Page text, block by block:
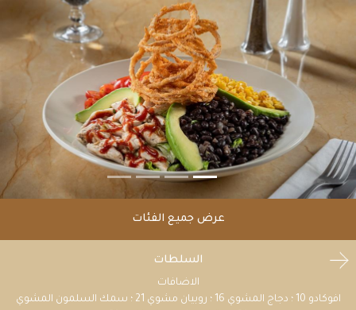
عرض جميع الفئات
السلطات
الاضافات
افوكادو 10 ؛ دجاج المشوي 16 ؛ روبيان مشوي 21 ؛ سمك السلمون المشوي